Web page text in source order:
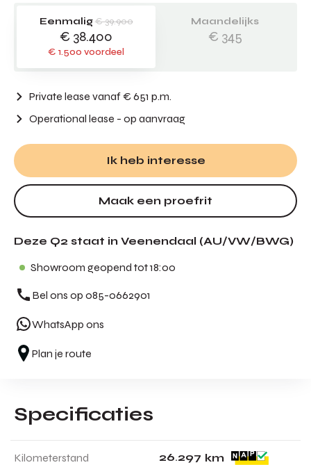
Eenmalig€ 39.900
€ 38.400
€ 1.500 voordeel
Maandelijks
€ 345
Private lease vanaf € 651 p.m.
Operational lease - op aanvraag
Ik heb interesse
Maak een proefrit
Deze Q2 staat in Veenendaal (AU/VW/BWG)
Showroom geopend tot 18:00
Bel ons op 085-0662901
WhatsApp ons
Plan je route
Specificaties
Kilometerstand 26.297 km